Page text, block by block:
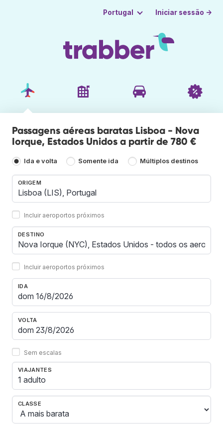
Portugal Iniciar sessão →
Passagens aéreas baratas Lisboa - Nova
Iorque, Estados Unidos a partir de 780 €
Ida e volta Somente ida Múltiplos destinos
ORIGEM
Incluir aeroportos próximos
DESTINO
Incluir aeroportos próximos
IDA
VOLTA
Sem escalas
VIAJANTES
1 adulto
CLASSE